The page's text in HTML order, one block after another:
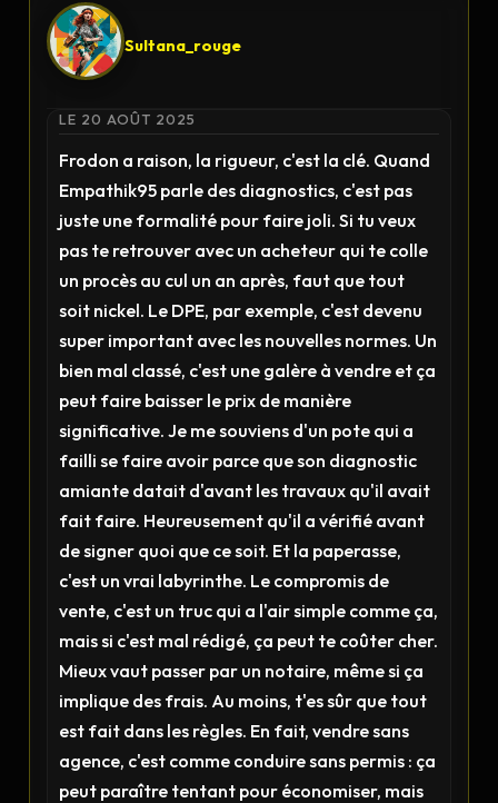
Sultana_rouge
LE 20 AOÛT 2025
Frodon a raison, la rigueur, c'est la clé. Quand
Empathik95 parle des diagnostics, c'est pas
juste une formalité pour faire joli. Si tu veux
pas te retrouver avec un acheteur qui te colle
un procès au cul un an après, faut que tout
soit nickel. Le DPE, par exemple, c'est devenu
super important avec les nouvelles normes. Un
bien mal classé, c'est une galère à vendre et ça
peut faire baisser le prix de manière
significative. Je me souviens d'un pote qui a
failli se faire avoir parce que son diagnostic
amiante datait d'avant les travaux qu'il avait
fait faire. Heureusement qu'il a vérifié avant
de signer quoi que ce soit. Et la paperasse,
c'est un vrai labyrinthe. Le compromis de
vente, c'est un truc qui a l'air simple comme ça,
mais si c'est mal rédigé, ça peut te coûter cher.
Mieux vaut passer par un notaire, même si ça
implique des frais. Au moins, t'es sûr que tout
est fait dans les règles. En fait, vendre sans
agence, c'est comme conduire sans permis : ça
peut paraître tentant pour économiser, mais